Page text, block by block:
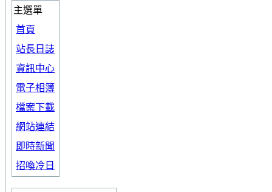
主選單
首頁
站長日誌
資訊中心
電子相簿
檔案下載
網站連結
即時新聞
招喚冷日